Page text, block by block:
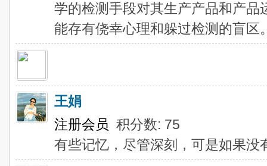
学的检测手段对其生产产品和产
能存有侥幸心理和躲过检测的盲区
王娟
注册会员 积分数: 75
有些记忆，尽管深刻，可是如果没